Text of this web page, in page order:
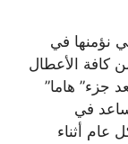
نؤمنها في
كافة الأعطال
جزء” هاما”
في
عام أثناء